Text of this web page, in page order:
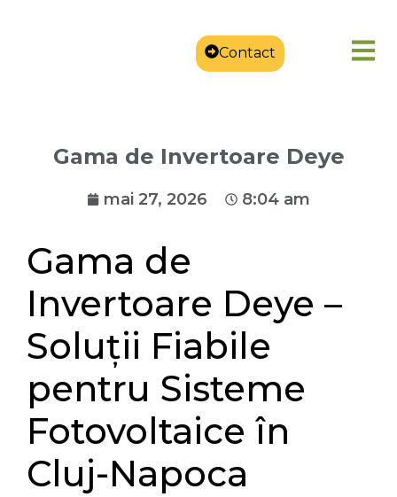
Contact
Gama de Invertoare Deye
mai 27, 2026 8:04 am
Gama de
Invertoare Deye –
Soluții Fiabile
pentru Sisteme
Fotovoltaice în
Cluj-Napoca